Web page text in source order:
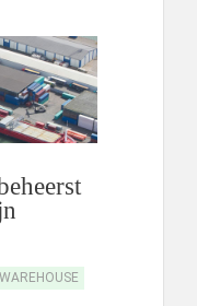
WAREHOUSE